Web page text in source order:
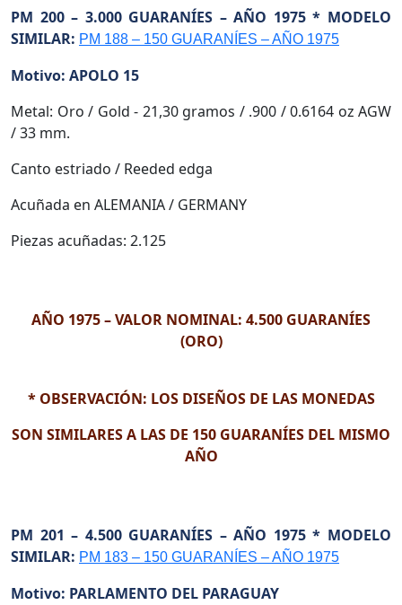
PM 200 – 3.000 GUARANÍES – AÑO 1975 * MODELO
SIMILAR: PM 188 – 150 GUARANÍES – AÑO 1975
Motivo: APOLO 15
Metal: Oro / Gold - 21,30 gramos / .900 / 0.6164 oz AGW
/ 33 mm.
Canto estriado / Reeded edga
Acuñada en ALEMANIA / GERMANY
Piezas acuñadas: 2.125
AÑO 1975 – VALOR NOMINAL: 4.500 GUARANÍES
(ORO)
* OBSERVACIÓN: LOS DISEÑOS DE LAS MONEDAS
SON SIMILARES A LAS DE 150 GUARANÍES DEL MISMO
AÑO
PM 201 – 4.500 GUARANÍES – AÑO 1975 * MODELO
SIMILAR: PM 183 – 150 GUARANÍES – AÑO 1975
Motivo: PARLAMENTO DEL PARAGUAY